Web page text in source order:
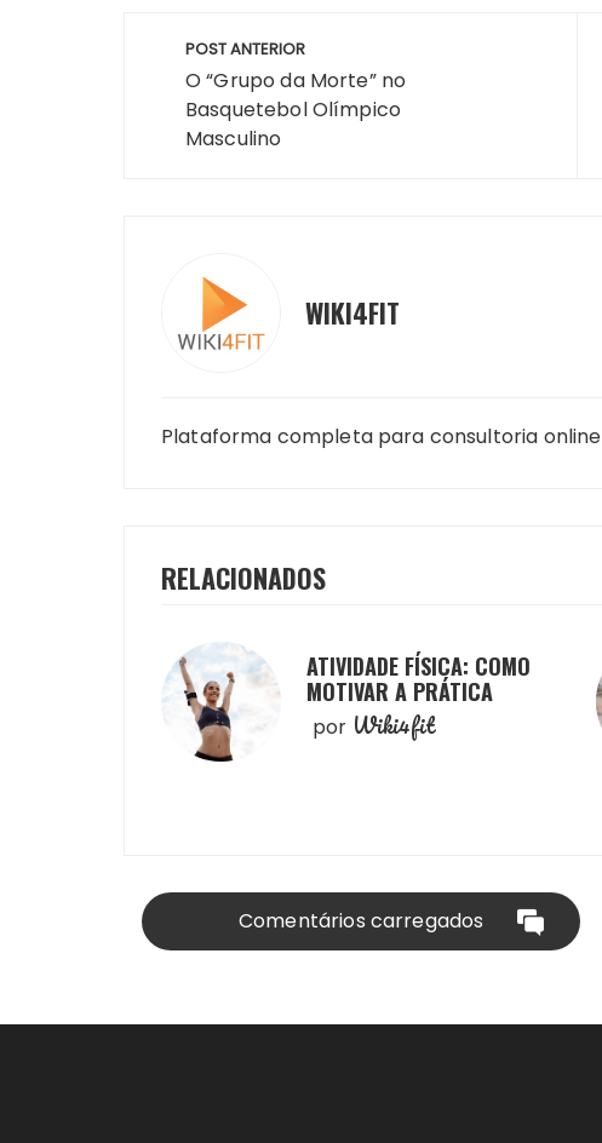
Navegação
Post
POST ANTERIOR
O “Grupo da Morte” no
Basquetebol Olímpico
Masculino
WIKI4FIT
Plataforma completa para consultoria online
RELACIONADOS
ATIVIDADE FÍSICA: COMO
MOTIVAR A PRÁTICA
por Wiki4fit
Comentários carregados